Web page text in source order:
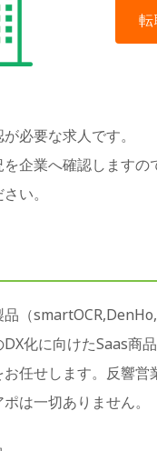
必要な求人です。
企業へ確認しますの
い。
品（
化に向けたSaas商
任せします。反響営
は一切ありません。